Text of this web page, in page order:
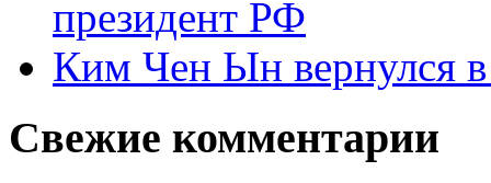
президент РФ
Ким Чен Ын вернулся
Свежие комментарии